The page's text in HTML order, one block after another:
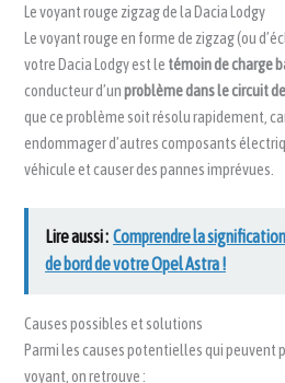
Le voyant rouge zigzag de la Dacia Lodgy
Le voyant rouge en forme de zigzag (ou
votre Dacia Lodgy est le témoin de charge
conducteur d’unproblème dans le circuit
que ce problème soit résolu rapidement,
endommager d’autres composants
véhicule et causer des pannes imprévues.
Lire aussi : Comprendre la
de bord de votre Opel Astra !
Causes possibles et solutions
Parmi les causes potentielles qui peuvent
voyant, on retrouve :